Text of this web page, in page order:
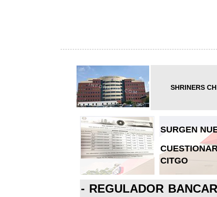
SHRINERS
SURGEN
CITGO
- REGULADOR